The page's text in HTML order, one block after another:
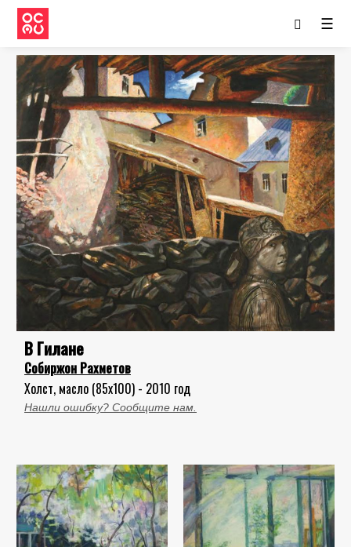
☰
В Гилане
Собиржон Рахметов
Холст, масло (85x100) - 2010 год
Нашли ошибку? Сообщите нам.